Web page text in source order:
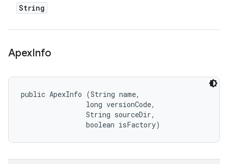
String
ApexInfo
public ApexInfo (String name,
                long versionCode,
                String sourceDir,
                boolean isFactory)